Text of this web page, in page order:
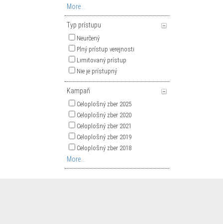
More...
Typ prístupu
Neurčený
Plný prístup verejnosti
Limitovaný prístup
Nie je prístupný
Kampaň
Celoplošný zber 2025
Celoplošný zber 2020
Celoplošný zber 2021
Celoplošný zber 2019
Celoplošný zber 2018
More...